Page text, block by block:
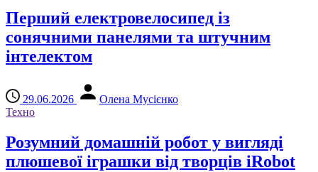
Перший електровелосипед із
сонячними панелями та штучним
інтелектом
29.06.2026
Олена Мусієнко
Техно
Розумний домашній робот у вигляді
плюшевої іграшки від творців iRobot